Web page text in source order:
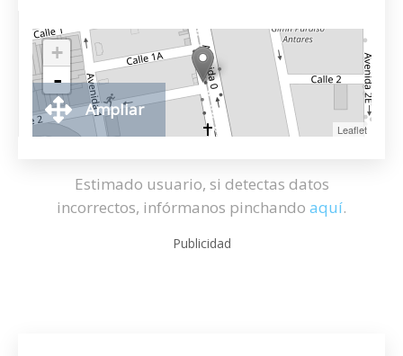
+
-
Leaflet
Ampliar
Estimado usuario, si detectas datos
incorrectos, infórmanos pinchando aquí.
Publicidad